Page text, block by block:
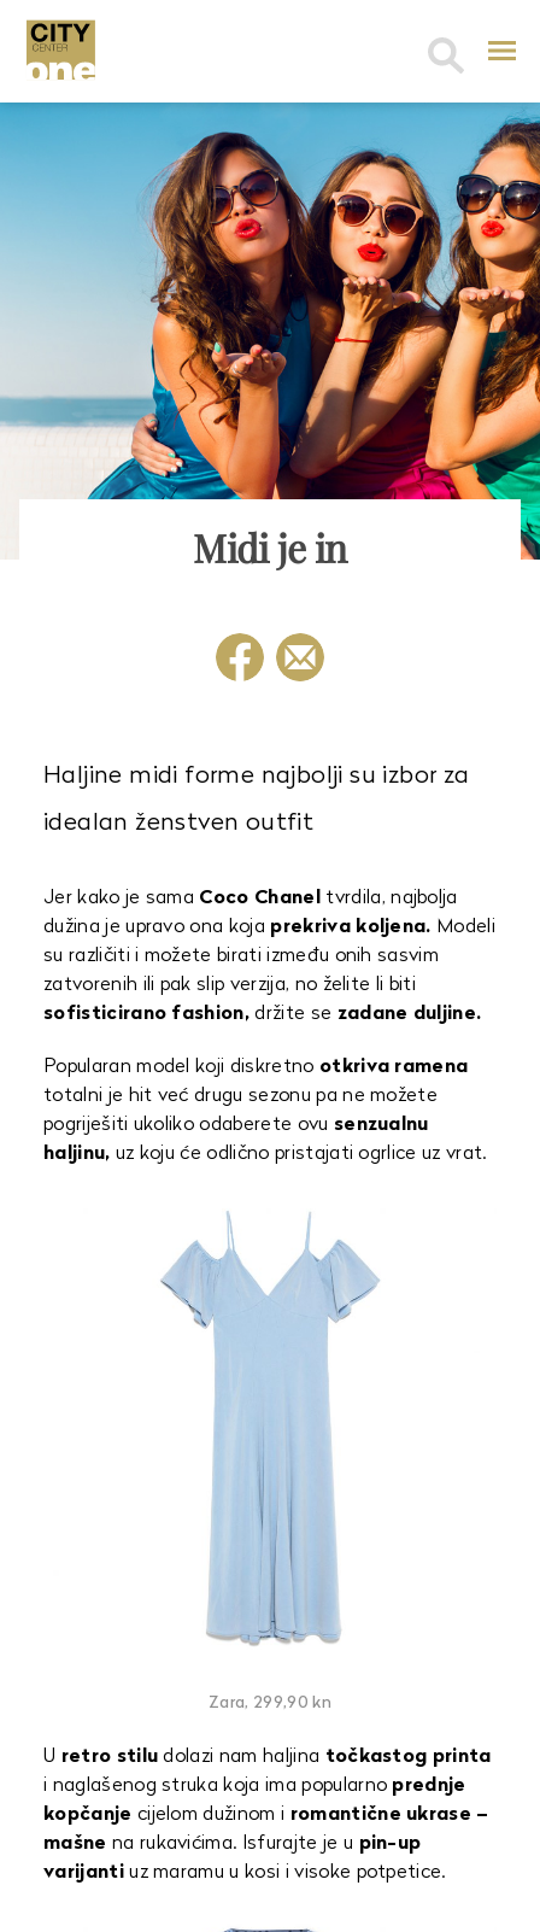
Search
Midi je in
Haljine midi forme najbolji su izbor za
idealan ženstven outfit
Jer kako je sama Coco Chanel
tvrdila, najbolja
dužina je upravo ona koja prekriva koljena. Modeli
su različiti i možete birati između onih sasvim
zatvorenih ili pak slip verzija, no želite li biti
sofisticirano fashion, držite se zadane duljine.
Popularan model koji diskretno otkriva ramena
totalni je hit već drugu sezonu pa ne možete
pogriješiti ukoliko odaberete ovu senzualnu
haljinu, uz koju će odlično pristajati ogrlice uz vrat.
Zara, 299,90 kn
U retro stilu dolazi nam haljina točkastog printa
i naglašenog struka koja ima popularno prednje
kopčanje cijelom dužinom i romantične ukrase –
mašne na rukavićima. Isfurajte je u pin-up
varijantiuz maramu u kosi i visoke potpetice.